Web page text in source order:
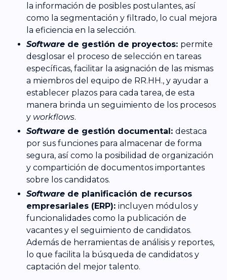
la información de posibles postulantes, así
como la segmentación y filtrado, lo cual mejora
la eficiencia en la selección.
Software de gestión de proyectos: permite
desglosar el proceso de selección en tareas
específicas, facilitar la asignación de las mismas
a miembros del equipo de RR.HH., y ayudar a
establecer plazos para cada tarea, de esta
manera brinda un seguimiento de los procesos
y workflows.
Software de gestión documental: destaca
por sus funciones para almacenar de forma
segura, así como la posibilidad de organización
y compartición de documentos importantes
sobre los candidatos.
Software de planificación de recursos
empresariales (ERP): incluyen módulos y
funcionalidades como la publicación de
vacantes y el seguimiento de candidatos.
Además de herramientas de análisis y reportes,
lo que facilita la búsqueda de candidatos y
captación del mejor talento.